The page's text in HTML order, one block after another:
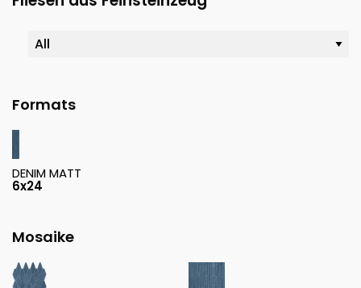
Formats
DENIM MATT
6x24
Mosaike